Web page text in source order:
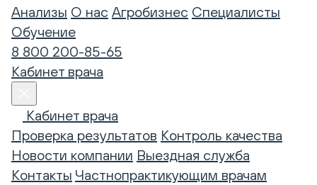
Анализы О нас Агробизнес Специалисты
Обучение
8 800 200-85-65
Кабинет врача
Кабинет врача
Проверка результатов Контроль качества
Новости компании Выездная служба
Контакты Частнопрактикующим врачам